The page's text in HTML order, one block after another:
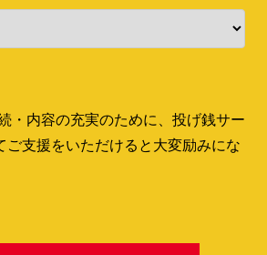
・内容の充実のために、投げ銭サー
ご支援をいただけると大変励みにな